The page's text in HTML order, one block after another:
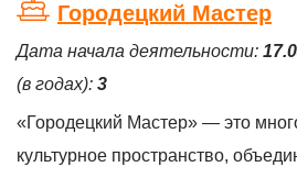
Городецкий Мастер
Дата начала деятельности:
(в годах): 3
«Городецкий Мастер» — это
культурное пространство,